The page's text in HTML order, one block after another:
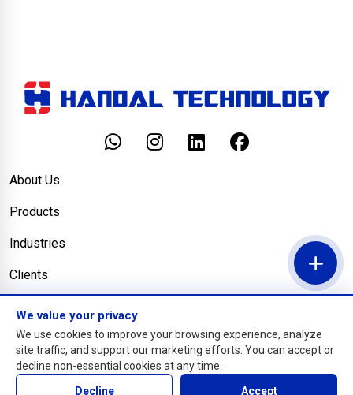
About Us
Products
Industries
Clients
Contact Us
© Copyright PT. Handal Solusitama
We value your privacy
We use cookies to improve your browsing experience, analyze
site traffic, and support our marketing efforts. You can accept or
decline non-essential cookies at any time.
Decline
Accept